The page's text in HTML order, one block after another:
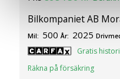
en säker - och trygg
dig relevanta tips,
att klicka på Tillåt alla
cookies och samtycker
information om din
partners. För att ändra
Bilkompaniet AB
Mil: 500 År: 2025
Gratis
Räkna på försäkring